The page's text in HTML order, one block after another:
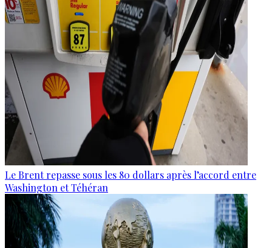
Le Brent repasse sous les 80 dollars après l’accord entre
Washington et Téhéran